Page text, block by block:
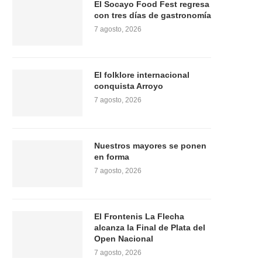
El Socayo Food Fest regresa
con tres días de gastronomía
7 agosto, 2026
El folklore internacional
conquista Arroyo
7 agosto, 2026
Nuestros mayores se ponen
en forma
7 agosto, 2026
El Frontenis La Flecha
alcanza la Final de Plata del
Open Nacional
7 agosto, 2026